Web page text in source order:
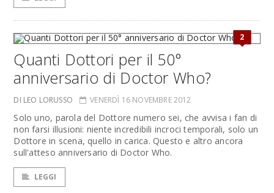
2
Quanti Dottori per il 50°
anniversario di Doctor Who?
DI LEO LORUSSO VENERDÌ 16 NOVEMBRE 2012
Solo uno, parola del Dottore numero sei, che avvisa i fan di
non farsi illusioni: niente incredibili incroci temporali, solo un
Dottore in scena, quello in carica. Questo e altro ancora
sull'atteso anniversario di Doctor Who.
LEGGI